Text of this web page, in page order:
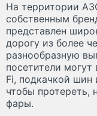
На территории
собственным
представлен
дорогу из более
разнообразную
посетители могут
Fi, подкачкой шин
чтобы протереть,
фары.